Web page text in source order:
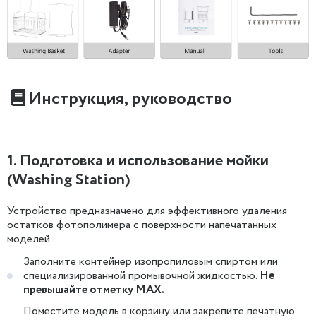
Инструкция, руководство
1. Подготовка и использование мойки
(Washing Station)
Устройство предназначено для эффективного удаления
остатков фотополимера с поверхности напечатанных
моделей.
Заполните контейнер изопропиловым спиртом или
специализированной промывочной жидкостью. Не
превышайте отметку MAX.
Поместите модель в корзину или закрепите печатную